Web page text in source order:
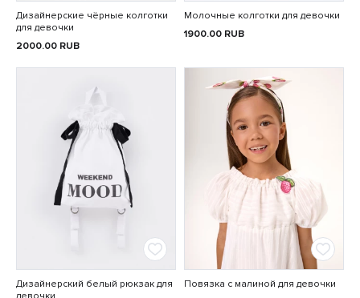
Дизайнерские чёрные колготки
для девочки
2000.00 RUB
Молочные колготки для девочки
1900.00 RUB
Дизайнерский белый рюкзак для
Повязка с малиной для девочки